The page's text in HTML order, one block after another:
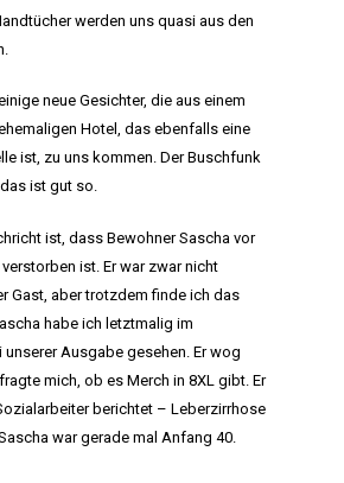
werden uns quasi aus den
neue Gesichter, die aus einem
Hotel, das ebenfalls eine
ist, zu uns kommen. Der Buschfunk
ist gut so.
ist, dass Bewohner Sascha vor
ist. Er war zwar nicht
Gast, aber trotzdem finde ich das
habe ich letztmalig im
Ausgabe gesehen. Er wog
mich, ob es Merch in 8XL gibt. Er
berichtet – Leberzirrhose
war gerade mal Anfang 40.